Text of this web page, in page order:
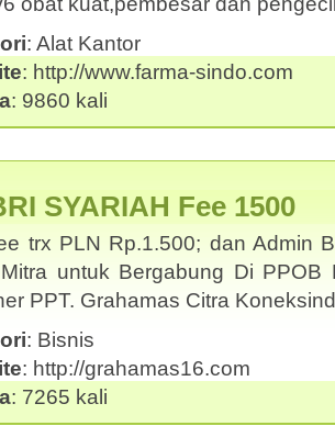
: Alat Kantor
: http://www.farma-sindo.com
: 9860 kali
SYARIAH Fee 1500
trx PLN Rp.1.500; dan Admin
untuk Bergabung Di PPOB
PPT. Grahamas Citra
: Bisnis
: http://grahamas16.com
: 7265 kali